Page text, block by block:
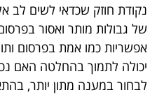
נקודת חוזק שכדאי לשים לב
של גבולות מותר ואסור
אפשריות כמו אמת בפרסום
יכולה לתמוך בהחלטה האם
לבחור במענה מתון יותר,